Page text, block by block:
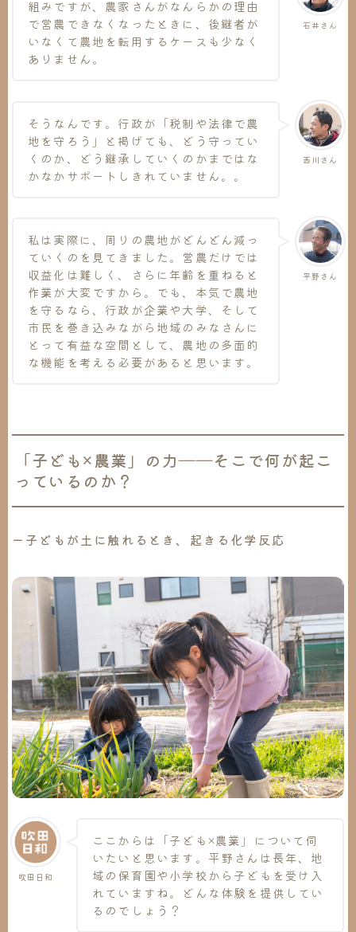
石井さん
組みですが、農家さんがなんらかの理由
で営農できなくなったときに、後継者が
いなくて農地を転用するケースも少なく
ありません。
西川さん
そうなんです。行政が「税制や法律で農
地を守ろう」と掲げても、どう守ってい
くのか、どう継承していくのかまではな
かなかサポートしきれていません。。
平野さん
私は実際に、周りの農地がどんどん減っ
ていくのを見てきました。営農だけでは
収益化は難しく、さらに年齢を重ねると
作業が大変ですから。でも、本気で農地
を守るなら、行政が企業や大学、そして
市民を巻き込みながら地域のみなさんに
とって有益な空間として、農地の多面的
な機能を考える必要があると思います。
「子ども×農業」の力――そこで何が起こ
っているのか？
ー子どもが土に触れるとき、起きる化学反応
吹田日和
ここからは「子ども×農業」について伺
いたいと思います。平野さんは長年、地
域の保育園や小学校から子どもを受け入
れていますね。どんな体験を提供してい
るのでしょう？